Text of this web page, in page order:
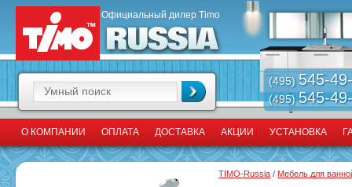
Официальный дилер Timo
(495) 545-
(495)545-
О КОМПАНИИ ОПЛАТА ДОСТАВКА АКЦИИ УСТАНОВКА
TIMO-Russia / Мебель для